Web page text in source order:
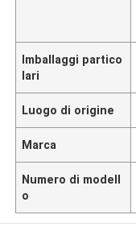
Imballaggi partico
lari
Luogo di origine
Marca
Numero di modell
o